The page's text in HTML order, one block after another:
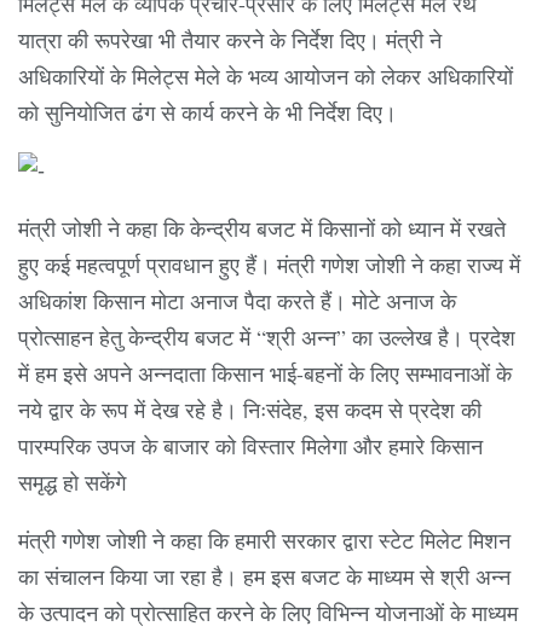
यात्रा की रूपरेखा भी तैयार करने के निर्देश दिए। मंत्री ने
अधिकारियों के मिलेट्स मेले के भव्य आयोजन को लेकर अधिकारियों
को सुनियोजित ढंग से कार्य करने के भी निर्देश दिए।
मंत्री जोशी ने कहा कि केन्द्रीय बजट में किसानों को ध्यान में रखते
हुए कई महत्वपूर्ण प्रावधान हुए हैं। मंत्री गणेश जोशी ने कहा राज्य में
अधिकांश किसान मोटा अनाज पैदा करते हैं। मोटे अनाज के
प्रोत्साहन हेतु केन्द्रीय बजट में “श्री अन्न” का उल्लेख है। प्रदेश
में हम इसे अपने अन्नदाता किसान भाई-बहनों के लिए सम्भावनाओं के
नये द्वार के रूप में देख रहे है। निःसंदेह, इस कदम से प्रदेश की
पारम्परिक उपज के बाजार को विस्तार मिलेगा और हमारे किसान
समृद्ध हो सकेंगे
मंत्री गणेश जोशी ने कहा कि हमारी सरकार द्वारा स्टेट मिलेट मिशन
का संचालन किया जा रहा है। हम इस बजट के माध्यम से श्री अन्न
के उत्पादन को प्रोत्साहित करने के लिए विभिन्न योजनाओं के माध्यम